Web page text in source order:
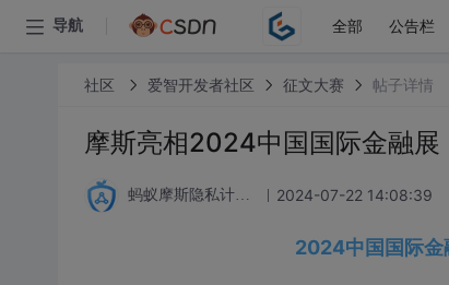
导航 全部 公告栏
社区 爱智开发者社区 征文大赛 帖子详情
摩斯亮相2024中国国际金融展
蚂蚁摩斯隐私计算论坛 2024-07-22 14:08:39
2024中国国际金